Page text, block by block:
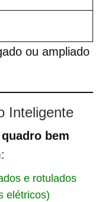
ou ampliado
Inteligente
quadro bem
e rotulados
elétricos)